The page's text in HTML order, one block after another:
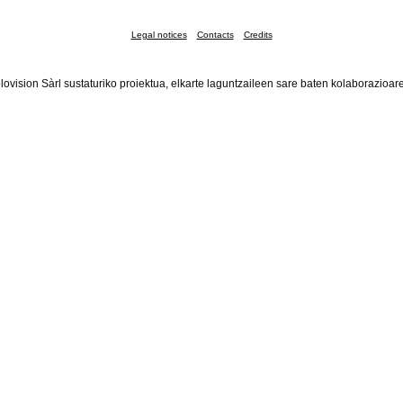
Legal notices Contacts Credits
Sàrl sustaturiko proiektua, elkarte laguntzaileen sare baten